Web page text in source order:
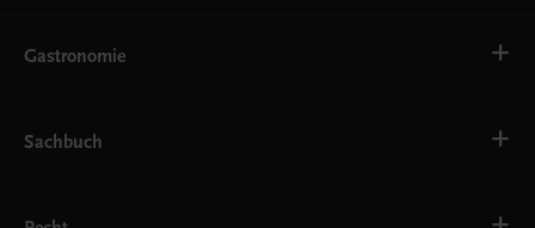
AHS
EWF/ZWF
FW
Gastronomie
Getränke
Service
Sachbuch